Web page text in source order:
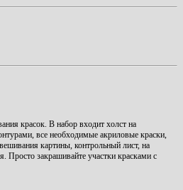
красок. В набор входит холст на
все необходимые акриловые краски,
картины, контрольный лист, на
Просто закрашивайте участки красками с